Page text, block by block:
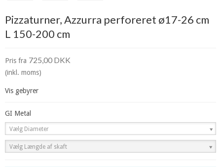
Pizzaturner, Azzurra perforeret ø17-26 cm
L 150-200 cm
Pris fra 725,00 DKK
(inkl. moms)
Vis gebyrer
GI Metal
Vælg Diameter
Vælg Længde af skaft